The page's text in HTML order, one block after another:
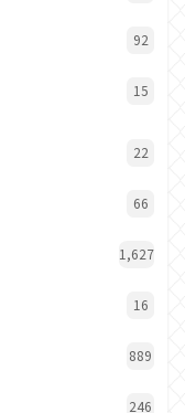
92
15
22
66
1,627
16
889
246